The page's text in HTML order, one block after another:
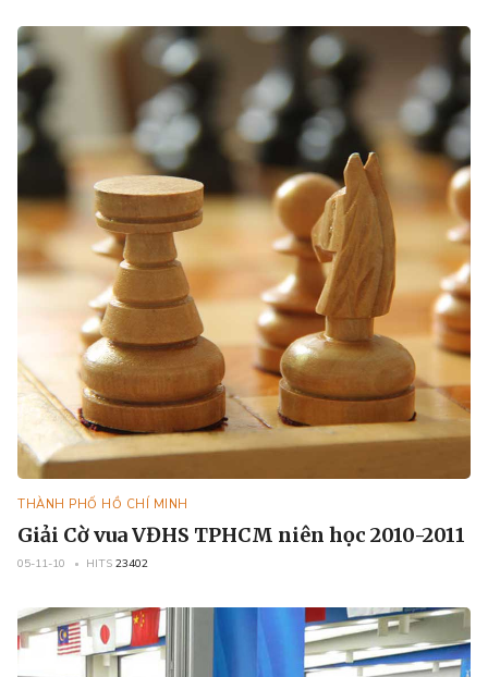
THÀNH PHỐ HỒ CHÍ MINH
Giải Cờ vua VĐHS TPHCM niên học 2010-2011
05-11-10 HITS 23402